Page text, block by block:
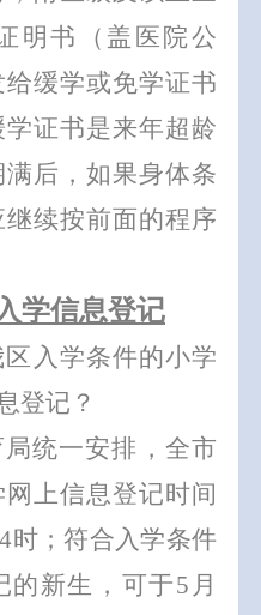
明书（盖医院公
缓学或免学证书
学证书是来年超龄
后，如果身体条
续按前面的程序
学信息登记
入学条件的小学
登记？
统一安排，全市
上信息登记时间
时；符合入学条件
的新生，可于5 月